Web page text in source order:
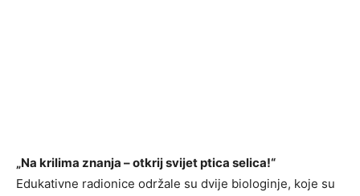
„Na krilima znanja – otkrij svijet ptica selica!“
Edukativne radionice održale su dvije biologinje, koje su